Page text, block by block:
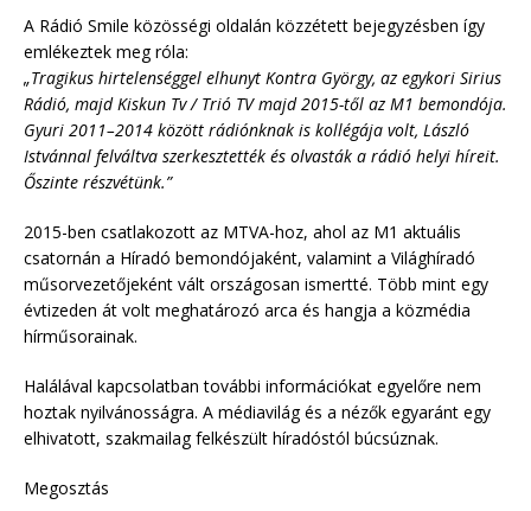
A Rádió Smile közösségi oldalán közzétett bejegyzésben így
emlékeztek meg róla:
„Tragikus hirtelenséggel elhunyt Kontra György, az egykori Sirius
Rádió, majd Kiskun Tv / Trió TV majd 2015-től az M1 bemondója.
Gyuri 2011–2014 között rádiónknak is kollégája volt, László
Istvánnal felváltva szerkesztették és olvasták a rádió helyi híreit.
Őszinte részvétünk.”
2015-ben csatlakozott az MTVA-hoz, ahol az M1 aktuális
csatornán a Híradó bemondójaként, valamint a Világhíradó
műsorvezetőjeként vált országosan ismertté. Több mint egy
évtizeden át volt meghatározó arca és hangja a közmédia
hírműsorainak.
Halálával kapcsolatban további információkat egyelőre nem
hoztak nyilvánosságra. A médiavilág és a nézők egyaránt egy
elhivatott, szakmailag felkészült híradóstól búcsúznak.
Megosztás